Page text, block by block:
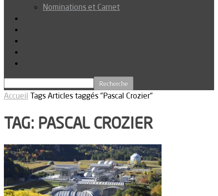
Nominations et Carnet
Accueil Tags Articles taggés "Pascal Crozier"
TAG: PASCAL CROZIER